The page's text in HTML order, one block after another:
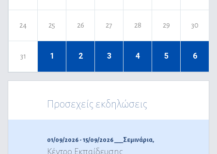
24 25 26 27 28 29 30
31 1 2 3 4 5 6
Προσεχείς εκδηλώσεις
01/09/2026 - 15/09/2026 ___ Σεμινάρια,
Κέντρο Εκπαίδευσης